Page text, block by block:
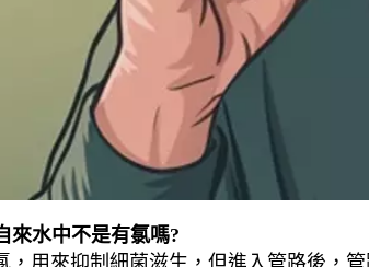
來水中不是有氯嗎?